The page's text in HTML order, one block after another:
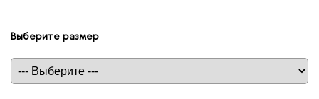
Выберите размер
Таблица размеров